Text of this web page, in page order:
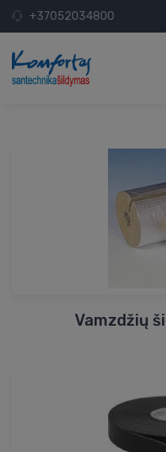
+37052034800
Vamzdžių